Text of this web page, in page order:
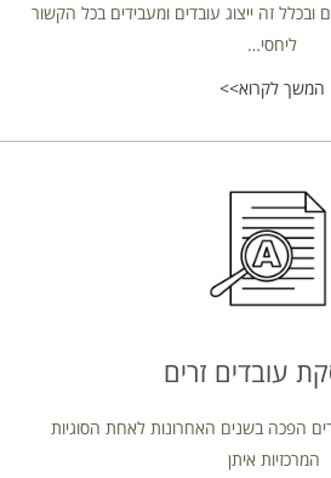
ובכלל זה ייצוג עובדים ומעבידים בכל הקשור
ליחסי…
המשך לקרוא>>
עובדים זרים
הפכה בשנים האחרונות לאחת הסוגיות
המרכזיות איתן